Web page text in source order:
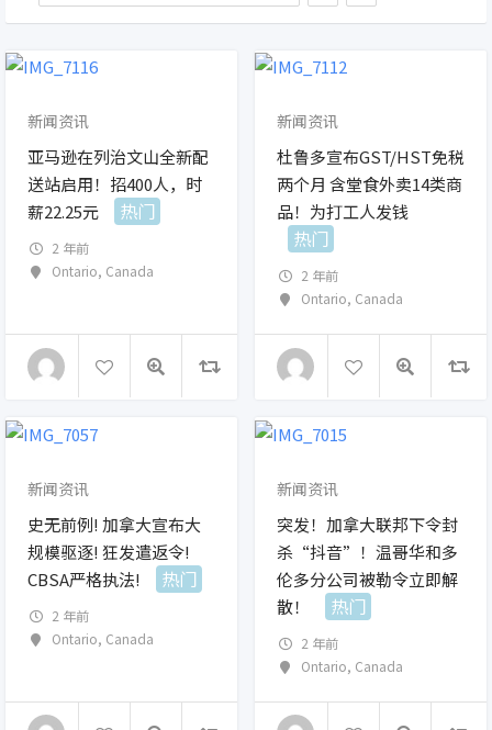
新闻资讯
亚马逊在列治文山全新配
送站启用！招400人，时
薪22.25元
热门
2 年前
Ontario, Canada
新闻资讯
杜鲁多宣布GST/HST免税
两个月 含堂食外卖14类商
品！为打工人发钱
热门
2 年前
Ontario, Canada
新闻资讯
史无前例! 加拿大宣布大
规模驱逐! 狂发遣返令!
CBSA严格执法!
热门
2 年前
Ontario, Canada
新闻资讯
突发！加拿大联邦下令封
杀“抖音”！温哥华和多
伦多分公司被勒令立即解
散！
热门
2 年前
Ontario, Canada